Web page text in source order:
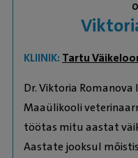
KLIINIK: Tartu
Dr. Viktoria
Maaülikooli
töötas mitu aastat
Aastate jooksul